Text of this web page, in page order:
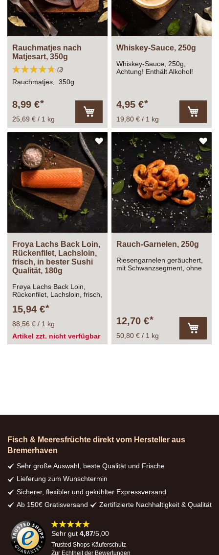
Rauchmatjes nach
Matjesart, 350g
Bewertung:
2
Rauchmatjes, 350g
8,99 €
25,69 € / 1 kg
den
Warenkorb
Whiskey-Sauce, 250g
Whiskey-Sauce, 250g,
Achtung! Enthält Alkohol!
4,95 €
19,80 € / 1 kg
den
ZUR
WUNSCHLISTE
HINZUFÜGEN
Froya Lachs Back Loin,
Rückenfilet, Lachsloin,
frisch, in bester Sushi
Qualität, 180g
Frøya Lachs Back Loin,
Rückenfilet, Lachsloin, frisch,
180g
15,94 €
88,56 € / 1 kg
Artikel zzt. nicht verfügbar
Rauch-Garnelen, 250g
Riesengarnelen geräuchert,
mit Schwanzsegment, ohne
12,70 €
50,80 € / 1 kg
den
Fisch & Meeresfrüchte direkt vom Hersteller aus
Bremerhaven
Sehr große Auswahl, beste Qualität und Frische
Lieferung zum Wunschtermin
Sicherer, flexibler und gekühlter Expressversand
Ab 150€ Gratisversand
Zertifizierte Nachhaltigkeit & Qualität
98%
Sehr gut 4,87/5,00
Trusted Shops Käuferschutz
Zur Echtheit der Bewertungen